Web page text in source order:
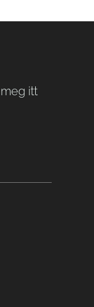
itt